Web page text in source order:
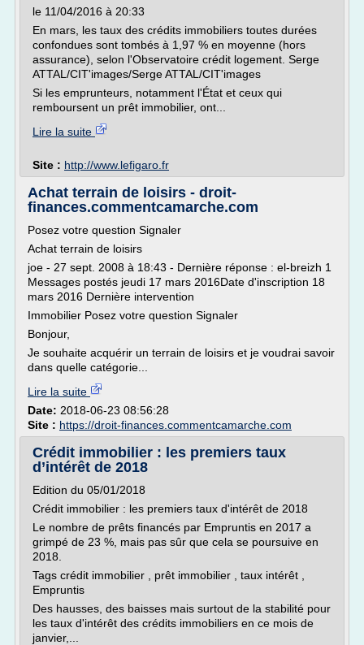
le 11/04/2016 à 20:33
En mars, les taux des crédits immobiliers toutes durées
confondues sont tombés à 1,97 % en moyenne (hors
assurance), selon l'Observatoire crédit logement. Serge
ATTAL/CIT'images/Serge ATTAL/CIT'images
Si les emprunteurs, notamment l'État et ceux qui
remboursent un prêt immobilier, ont...
Lire la suite
Site : http://www.lefigaro.fr
Achat terrain de loisirs - droit-
finances.commentcamarche.com
Posez votre question Signaler
Achat terrain de loisirs
joe - 27 sept. 2008 à 18:43 - Dernière réponse : el-breizh 1
Messages postés jeudi 17 mars 2016Date d'inscription 18
mars 2016 Dernière intervention
Immobilier Posez votre question Signaler
Bonjour,
Je souhaite acquérir un terrain de loisirs et je voudrai savoir
dans quelle catégorie...
Lire la suite
Date: 2018-06-23 08:56:28
Site : https://droit-finances.commentcamarche.com
Crédit immobilier : les premiers taux
d’intérêt de 2018
Edition du 05/01/2018
Crédit immobilier : les premiers taux d'intérêt de 2018
Le nombre de prêts financés par Empruntis en 2017 a
grimpé de 23 %, mais pas sûr que cela se poursuive en
2018.
Tags crédit immobilier , prêt immobilier , taux intérêt ,
Empruntis
Des hausses, des baisses mais surtout de la stabilité pour
les taux d'intérêt des crédits immobiliers en ce mois de
janvier,...